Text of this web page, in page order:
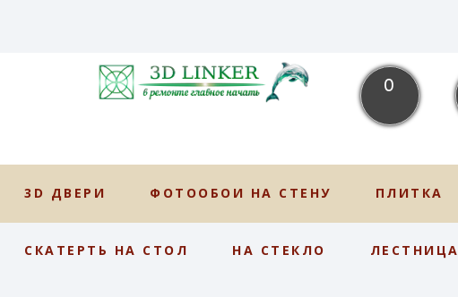
0
3D ДВЕРИ ФОТООБОИ НА СТЕНУ ПЛИТКА
СКАТЕРТЬ НА СТОЛ НА СТЕКЛО ЛЕСТНИЦА